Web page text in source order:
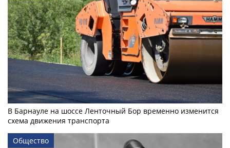
В Барнауле на шоссе Ленточный Бор временно изменится
схема движения транспорта
Общество